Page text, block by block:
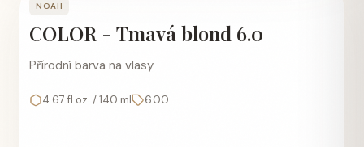
NOAH
COLOR - Tmavá blond 6.0
Přírodní barva na vlasy
4.67 fl.oz. / 140 ml 6.00